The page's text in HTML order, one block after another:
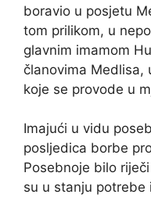
boravio u posjetu
tom prilikom, u
glavnim imamom
članovima Medlisa,
koje se provode u
Imajući u vidu
posljedica borbe
Posebnoje bilo
su u stanju potrebe